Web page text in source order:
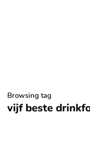
Browsing tag
vijf beste